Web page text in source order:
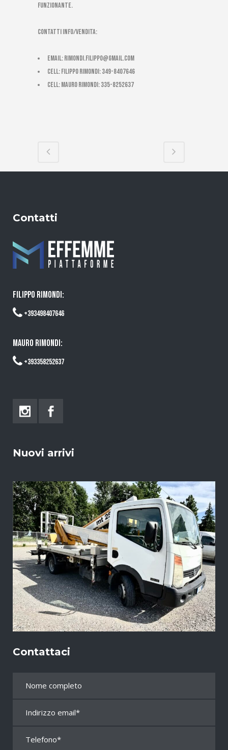
FUNZIONANTE.
CONTATTI INFO/VENDITA:
email:rimondi.filippo@gmail.com
cell: Filippo Rimondi: 349-8407646
cell: Mauro Rimondi: 335-8252637
Contatti
FILIPPO RIMONDI:
+393498407646
MAURO RIMONDI:
+393358252637
Nuovi arrivi
Contattaci